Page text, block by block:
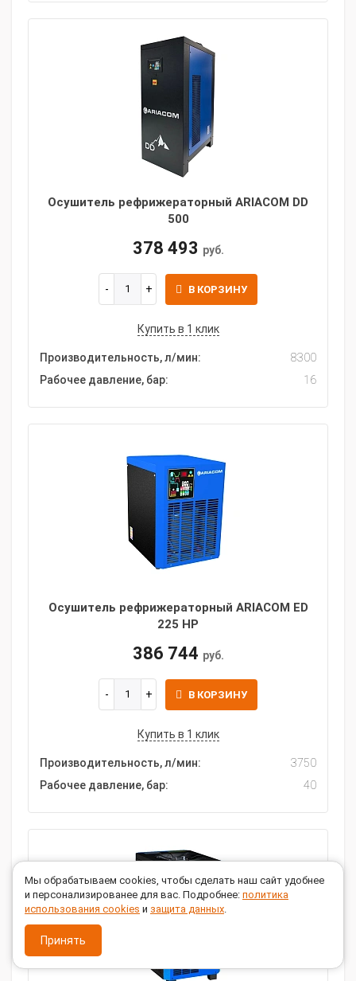
Осушитель рефрижераторный ARIACOM DD
500
378 493 руб.
В КОРЗИНУ
Купить в 1 клик
Производительность, л/мин:
8300
Рабочее давление, бар:
16
Осушитель рефрижераторный ARIACOM ED
225 HP
386 744 руб.
В КОРЗИНУ
Купить в 1 клик
Производительность, л/мин:
3750
Рабочее давление, бар:
40
Мы обрабатываем cookies, чтобы сделать наш сайт удобнее
и персонализированее для вас. Подробнее: политика
использования cookies и защита данных.
Принять